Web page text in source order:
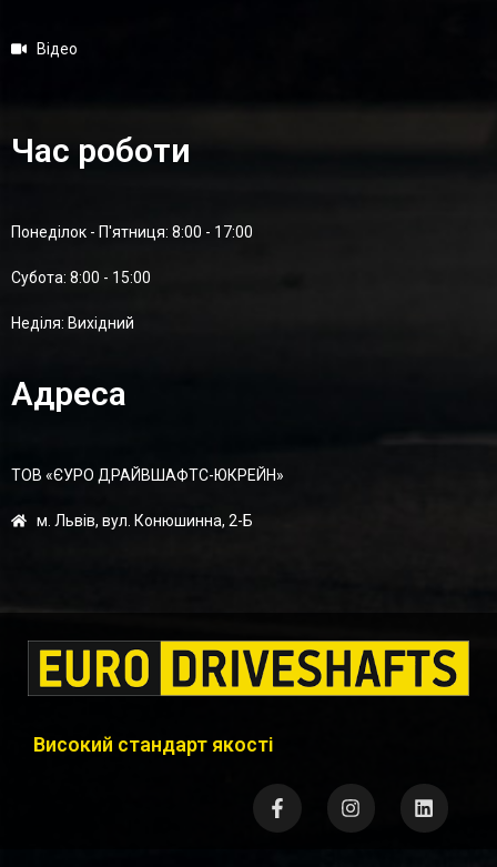
Відео
Час роботи
Понеділок - П'ятниця: 8:00 - 17:00
Суботa: 8:00 - 15:00
Неділя: Вихідний
Адреса
ТОВ «ЄУРО ДРАЙВШАФТC-ЮКРЕЙН»
м. Львів, вул. Конюшинна, 2-Б
Високий стандарт якості